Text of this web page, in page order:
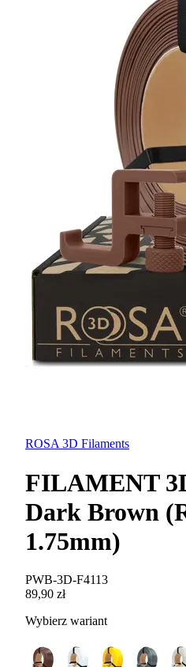
ROSA 3D Filaments
FILAMENT
Dark Brown
1.75mm)
PWB-3D-F4113
89,90 zł
Wybierz wariant